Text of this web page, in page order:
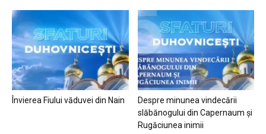
Învierea Fiului văduvei din Nain
Despre minunea vindecării
slăbănogului din Capernaum și
Rugăciunea inimii